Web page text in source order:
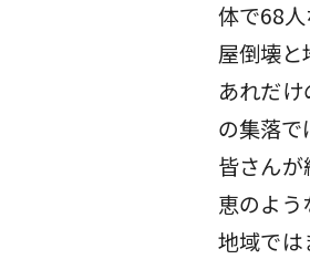
体で68
屋倒壊
あれだ
の集落
皆さん
恵のよ
地域では